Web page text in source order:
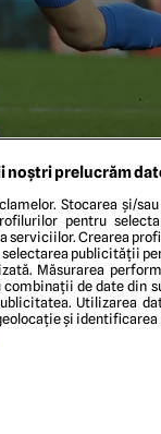
noștri prelucrăm
Stocarea și/
pentru
serviciilor. Crearea
publicității
Măsurarea
de date din
Utilizarea
și